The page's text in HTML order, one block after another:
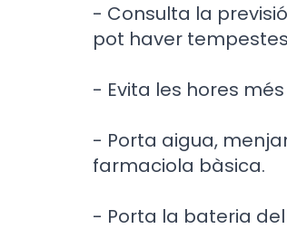
- Consulta la
pot haver tempestes
- Evita les hores
- Porta aigua,
farmaciola bàsica.
- Porta la bateria